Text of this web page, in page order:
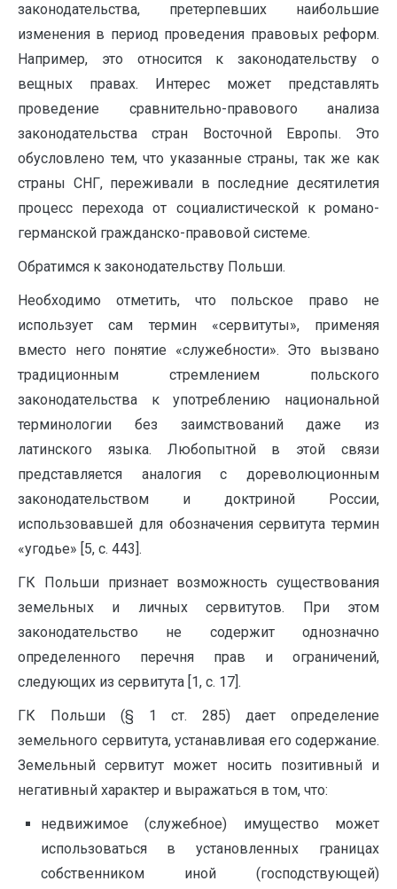
законодательства, претерпевших наибольшие
изменения в период проведения правовых реформ.
Например, это относится к законодательству о
вещных правах. Интерес может представлять
проведение сравнительно-правового анализа
законодательства стран Восточной Европы. Это
обусловлено тем, что указанные страны, так же как
страны СНГ, переживали в последние десятилетия
процесс перехода от социалистической к романо-
германской гражданско-правовой системе.
Обратимся к законодательству Польши.
Необходимо отметить, что польское право не
использует сам термин «сервитуты», применяя
вместо него понятие «служебности». Это вызвано
традиционным стремлением польского
законодательства к употреблению национальной
терминологии без заимствований даже из
латинского языка. Любопытной в этой связи
представляется аналогия с дореволюционным
законодательством и доктриной России,
использовавшей для обозначения сервитута термин
«угодье» [5, с. 443].
ГК Польши признает возможность существования
земельных и личных сервитутов. При этом
законодательство не содержит однозначно
определенного перечня прав и ограничений,
следующих из сервитута [1, с. 17].
ГК Польши (§ 1 ст. 285) дает определение
земельного сервитута, устанавливая его содержание.
Земельный сервитут может носить позитивный и
негативный характер и выражаться в том, что:
недвижимое (служебное) имущество может
использоваться в установленных границах
собственником иной (господствующей)